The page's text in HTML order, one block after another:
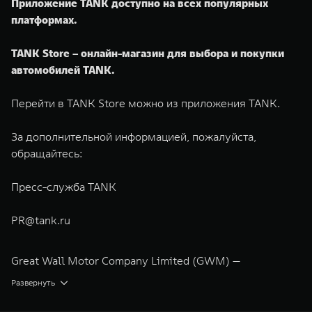
Приложение TANK доступно на всех популярных
платформах.
TANK Store – онлайн-магазин для выбора и покупки
автомобилей TANK.
Перейти в TANK Store можно из приложения TANK.
За дополнительной информацией, пожалуйста,
обращайтесь:
Пресс-служба TANK
PR@tank.ru
Great Wall Motor Company Limited (GWM) —
глобальный производитель внедорожников,
Развернуть